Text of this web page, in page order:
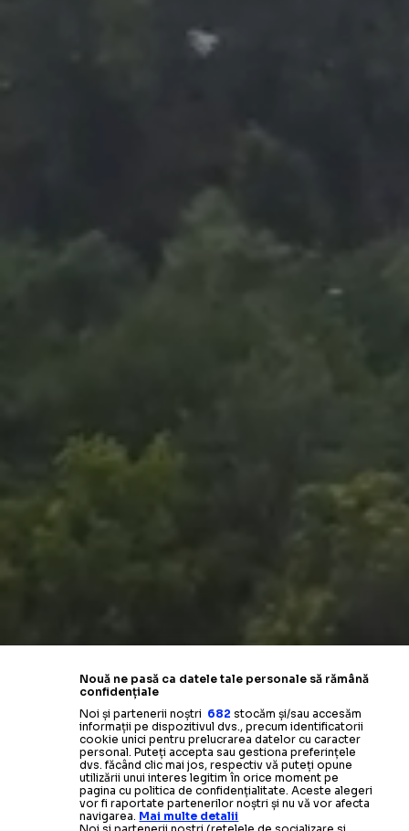
Nouă ne pasă ca datele tale personale să rămână
confidențiale
Noi și partenerii noștri 682 stocăm și/sau accesăm
informații pe dispozitivul dvs., precum identificatorii
cookie unici pentru prelucrarea datelor cu caracter
personal. Puteți accepta sau gestiona preferințele
dvs. făcând clic mai jos, respectiv vă puteți opune
utilizării unui interes legitim în orice moment pe
pagina cu politica de confidențialitate. Aceste alegeri
vor fi raportate partenerilor noștri și nu vă vor afecta
navigarea. Mai multe detalii